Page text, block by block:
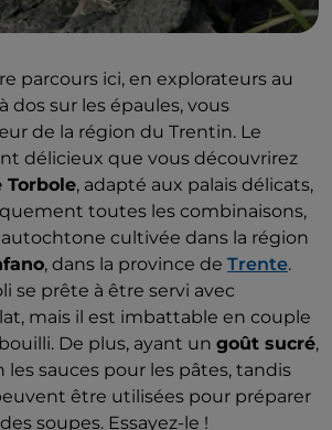
parcours ici, en explorateurs au
dos sur les épaules, vous
de la région du Trentin. Le
délicieux que vous découvrirez
Torbole, adapté aux palais délicats,
toutes les combinaisons,
cultivée dans la région
, dans la province de Trente.
se prête à être servi avec
mais il est imbattable en couple
De plus, ayant un goût sucré,
les sauces pour les pâtes, tandis
être utilisées pour préparer
soupes. Essayez-le !